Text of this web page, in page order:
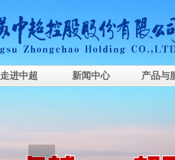
走进中超 新闻中心 产品与